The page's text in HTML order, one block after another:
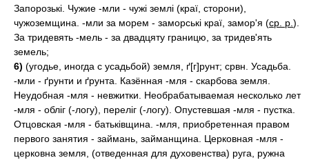
Запорозькі. Чужие -мли - чужі землі (краї, сторони),
чужоземщина. -мли за морем - заморські краї, замор'я (ср. р. ).
За тридевять -мель - за двадцяту границю, за тридев'ять
земель;
6) (угодье, иногда с усадьбой) земля, ґ[г]рунт; срвн. Усадьба.
-мли - ґрунти и ґрунта. Казённая -мля - скарбова земля.
Неудобная -мля - невжитки. Необрабатываемая несколько лет
-мля - обліг (-логу), переліг (-логу). Опустевшая -мля - пустка.
Отцовская -мля - батьківщина. -мля, приобретенная правом
первого занятия - займань, займанщина. Церковная -мля -
церковна земля, (отведенная для духовенства) руга, ружна